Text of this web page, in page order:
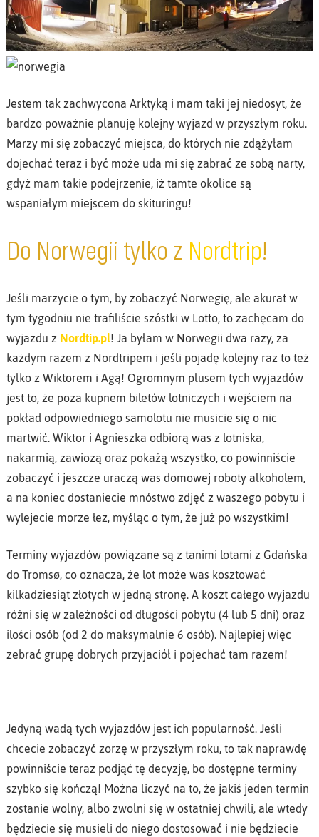
Jestem tak zachwycona Arktyką i mam taki jej niedosyt, że
bardzo poważnie planuję kolejny wyjazd w przyszłym roku.
Marzy mi się zobaczyć miejsca, do których nie zdążyłam
dojechać teraz i być może uda mi się zabrać ze sobą narty,
gdyż mam takie podejrzenie, iż tamte okolice są
wspaniałym miejscem do skituringu!
Do Norwegii tylko z Nordtrip!
Jeśli marzycie o tym, by zobaczyć Norwegię, ale akurat w
tym tygodniu nie trafiliście szóstki w Lotto, to zachęcam do
wyjazdu z Nordtip.pl! Ja byłam w Norwegii dwa razy, za
każdym razem z Nordtripem i jeśli pojadę kolejny raz to też
tylko z Wiktorem i Agą! Ogromnym plusem tych wyjazdów
jest to, że poza kupnem biletów lotniczych i wejściem na
pokład odpowiedniego samolotu nie musicie się o nic
martwić. Wiktor i Agnieszka odbiorą was z lotniska,
nakarmią, zawiozą oraz pokażą wszystko, co powinniście
zobaczyć i jeszcze uraczą was domowej roboty alkoholem,
a na koniec dostaniecie mnóstwo zdjęć z waszego pobytu i
wylejecie morze łez, myśląc o tym, że już po wszystkim!
Terminy wyjazdów powiązane są z tanimi lotami z Gdańska
do Tromsø, co oznacza, że lot może was kosztować
kilkadziesiąt złotych w jedną stronę. A koszt całego wyjazdu
różni się w zależności od długości pobytu (4 lub 5 dni) oraz
ilości osób (od 2 do maksymalnie 6 osób). Najlepiej więc
zebrać grupę dobrych przyjaciół i pojechać tam razem!
Jedyną wadą tych wyjazdów jest ich popularność. Jeśli
chcecie zobaczyć zorzę w przyszłym roku, to tak naprawdę
powinniście teraz podjąć tę decyzję, bo dostępne terminy
szybko się kończą! Można liczyć na to, że jakiś jeden termin
zostanie wolny, albo zwolni się w ostatniej chwili, ale wtedy
będziecie się musieli do niego dostosować i nie będziecie